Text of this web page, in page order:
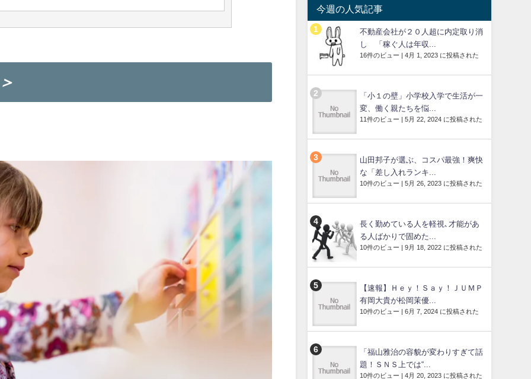
今週の人気記事
不動産会社が２０人超に内定取り消
し 「稼ぐ人は年収...
16件のビュー | 4月 1, 2023 に投稿された
「小１の壁」小学校入学で生活が一
変、働く親たちを悩...
11件のビュー | 5月 22, 2024 に投稿された
山田邦子が選ぶ、コスパ最強！爽快
な「差し入れランキ...
10件のビュー | 5月 26, 2023 に投稿された
長く勤めている人を軽視､才能があ
る人ばかりで固めた...
10件のビュー | 9月 18, 2022 に投稿された
【速報】Ｈｅｙ！Ｓａｙ！ＪＵＭＰ
有岡大貴が松岡茉優...
10件のビュー | 6月 7, 2024 に投稿された
「福山雅治の容貌が変わりすぎて話
題！ＳＮＳ上では“...
10件のビュー | 4月 20, 2023 に投稿された